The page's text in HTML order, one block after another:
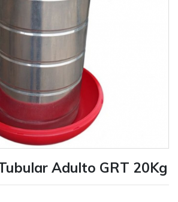
Adulto GRT 20Kg